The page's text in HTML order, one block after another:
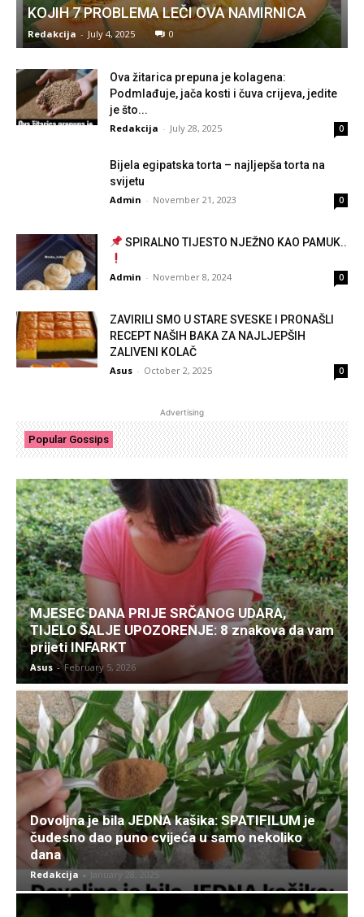
KOJIH 7 PROBLEMA LEČI OVA NAMIRNICA
Redakcija - July 4, 2025 0
Ova žitarica prepuna je kolagena:
Podmlađuje, jača kosti i čuva crijeva, jedite
je što...
Redakcija - July 28, 2025 0
Bijela egipatska torta – najljepša torta na
svijetu
Admin - November 21, 2023 0
SPIRALNO TIJESTO NJEŽNO KAO PAMUK..
Admin - November 8, 2024 0
ZAVIRILI SMO U STARE SVESKE I PRONAŠLI
RECEPT NAŠIH BAKA ZA NAJLJEPŠIH
ZALIVENI KOLAČ
Asus - October 2, 2025 0
Advertising
Popular Gossips
MJESEC DANA PRIJE SRČANOG UDARA,
TIJELO ŠALJE UPOZORENJE: 8 znakova da vam
prijeti INFARKT
Asus - February 5, 2026
Dovoljna je bila JEDNA kašika: SPATIFILUM je
čudesno dao puno cvijeća u samo nekoliko
dana
Redakcija - January 28, 2025